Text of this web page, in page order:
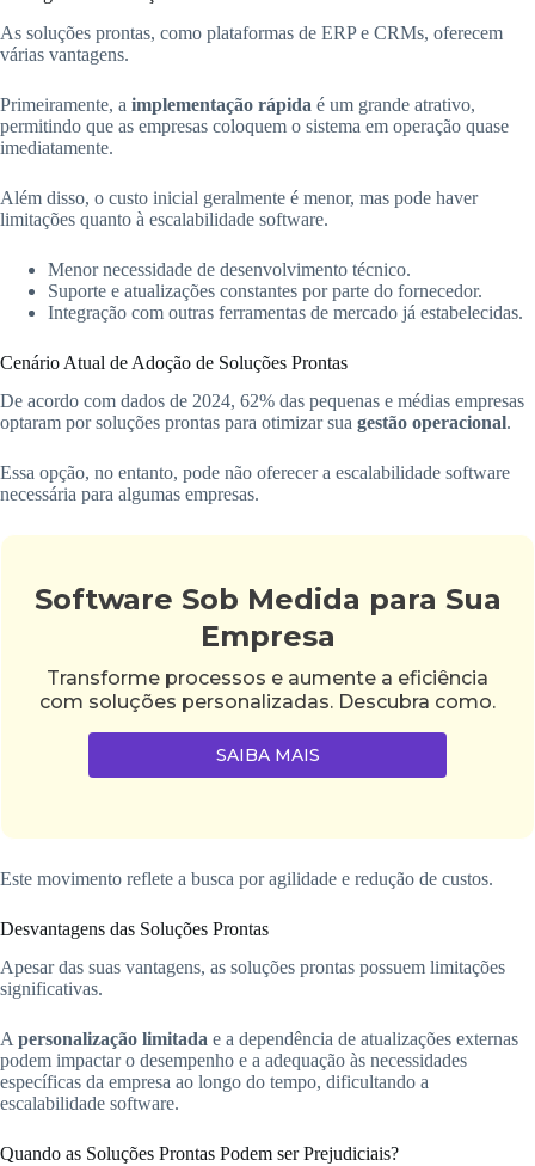
As soluções prontas, como plataformas de ERP e CRMs, oferecem
várias vantagens.
Primeiramente, a implementação rápida é um grande atrativo,
permitindo que as empresas coloquem o sistema em operação quase
imediatamente.
Além disso, o custo inicial geralmente é menor, mas pode haver
limitações quanto à escalabilidade software.
Menor necessidade de desenvolvimento técnico.
Suporte e atualizações constantes por parte do fornecedor.
Integração com outras ferramentas de mercado já estabelecidas.
Cenário Atual de Adoção de Soluções Prontas
De acordo com dados de 2024, 62% das pequenas e médias empresas
optaram por soluções prontas para otimizar sua gestão operacional.
Essa opção, no entanto, pode não oferecer a escalabilidade software
necessária para algumas empresas.
Software Sob Medida para Sua
Empresa
Transforme processos e aumente a eficiência
com soluções personalizadas. Descubra como.
SAIBA MAIS
Este movimento reflete a busca por agilidade e redução de custos.
Desvantagens das Soluções Prontas
Apesar das suas vantagens, as soluções prontas possuem limitações
significativas.
A personalização limitada e a dependência de atualizações externas
podem impactar o desempenho e a adequação às necessidades
específicas da empresa ao longo do tempo, dificultando a
escalabilidade software.
Quando as Soluções Prontas Podem ser Prejudiciais?